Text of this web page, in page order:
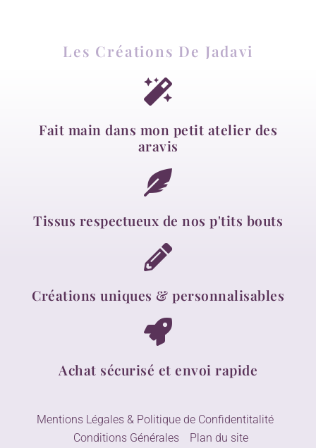
Les Créations De Jadavi
Fait main dans mon petit atelier des
aravis
Tissus respectueux de nos p'tits bouts
Créations uniques & personnalisables
Achat sécurisé et envoi rapide
Mentions Légales & Politique de Confidentitalité
Conditions Générales
Plan du site